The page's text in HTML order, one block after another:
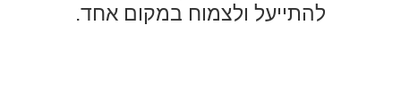
להתייעל ולצמוח במקום אחד.